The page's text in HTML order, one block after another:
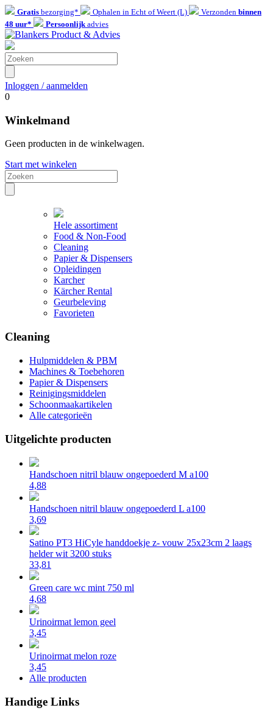
Gratis bezorging* Ophalen in Echt of Weert (L) Verzonden binnen
48 uur*
Persoonlijkadvies
Inloggen / aanmelden
0
Winkelmand
Geen producten in de winkelwagen.
Start met winkelen
Hele assortiment
Food & Non-Food
Cleaning
Papier & Dispensers
Opleidingen
Karcher
Kärcher Rental
Geurbeleving
Favorieten
Cleaning
Hulpmiddelen & PBM
Machines & Toebehoren
Papier & Dispensers
Reinigingsmiddelen
Schoonmaakartikelen
Alle categorieën
Uitgelichte producten
Handschoen nitril blauw ongepoederd M a100
4,88
Handschoen nitril blauw ongepoederd L a100
3,69
Satino PT3 HiCyle handdoekje z- vouw 25x23cm 2 laags
helder wit 3200 stuks
33,81
Green care wc mint 750 ml
4,68
Urinoirmat lemon geel
3,45
Urinoirmat melon roze
3,45
Alle producten
Handige Links